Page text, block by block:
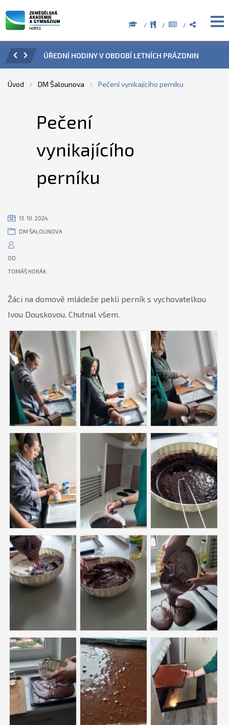
ÚŘEDNÍ HODINY V OBDOBÍ LETNÍCH PRÁZDNIN
Úvod DM Šalounova Pečení vynikajícího perníku
Pečení
vynikajícího
perníku
13. 10. 2024
DM ŠALOUNOVA
OD
TOMÁŠ HORÁK
Žáci na domově mládeže pekli perník s vychovatelkou
Ivou Douskovou. Chutnal všem.